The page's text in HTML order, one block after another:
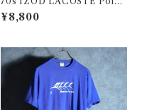
Shirts Red Made in USA ア
イゾッド ラコステ ポロシャツ
¥8,800